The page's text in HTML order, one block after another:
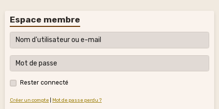
Espace membre
Rester connecté
Créer un compte Mot de passe perdu ?